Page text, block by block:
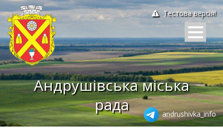
Тестова версія!
Андрушівська міська
рада
andrushivka_info